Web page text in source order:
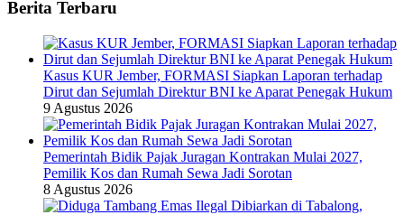
Berita Terbaru
Kasus KUR Jember, FORMASI Siapkan Laporan terhadap
Dirut dan Sejumlah Direktur BNI ke Aparat Penegak Hukum
9 Agustus 2026
Pemerintah Bidik Pajak Juragan Kontrakan Mulai 2027,
Pemilik Kos dan Rumah Sewa Jadi Sorotan
8 Agustus 2026